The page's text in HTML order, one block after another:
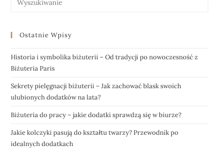
Ostatnie Wpisy
Historia i symbolika biżuterii – Od tradycji po nowoczesność z
Biżuteria Paris
Sekrety pielęgnacji biżuterii – Jak zachować blask swoich
ulubionych dodatków na lata?
Biżuteria do pracy – jakie dodatki sprawdzą się w biurze?
Jakie kolczyki pasują do kształtu twarzy? Przewodnik po
idealnych dodatkach